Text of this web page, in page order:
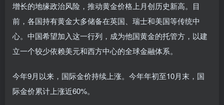
增长的地缘政治风险，推动黄金价格上月创历史新高。目
前，各国持有黄金大多储备在英国、瑞士和美国等传统中
心。中国希望加入这一行列，成为他国黄金的托管方，以建
立一个较少依赖美元和西方中心的全球金融体系。
今年9月以来，国际金价持续上涨。今年年初至10月末，国
际金价累计上涨近60%。